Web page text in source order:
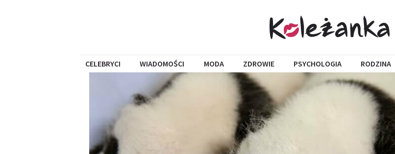
CELEBRYCI WIADOMOŚCI MODA ZDROWIE PSYCHOLOGIA RODZINA